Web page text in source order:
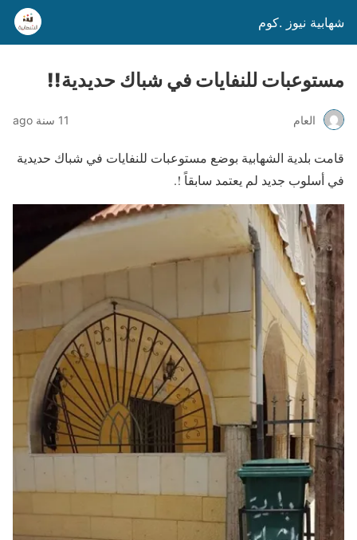
شهابية نيوز .كوم
مستوعبات للنفايات في شباك حديدية!!
العام 11 سنة ago
قامت بلدية الشهابية بوضع مستوعبات للنفايات في شباك حديدية
في أسلوب جديد لم يعتمد سابقاً !.